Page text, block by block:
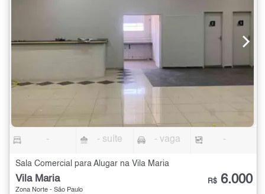
- - suíte - vaga -
Sala Comercial para Alugar na Vila Maria
Vila Maria
Zona Norte - São Paulo
R$ 6.000